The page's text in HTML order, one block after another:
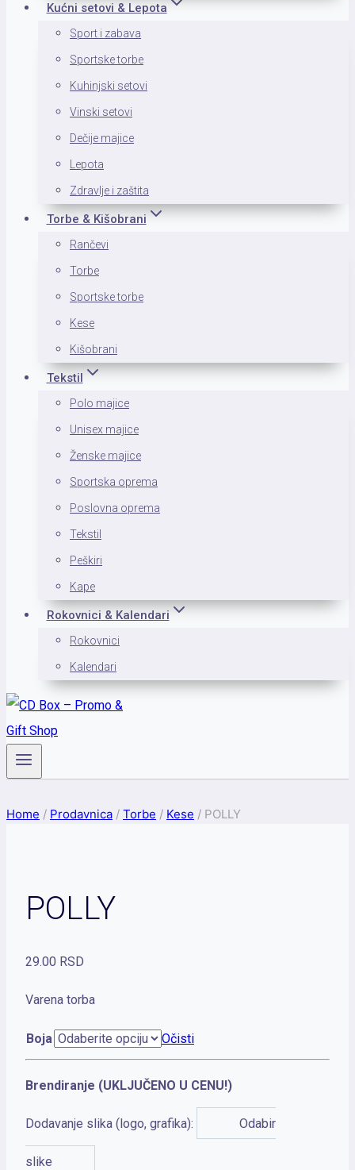
Kućni setovi & Lepota
Sport i zabava
Sportske torbe
Kuhinjski setovi
Vinski setovi
Dečije majice
Lepota
Zdravlje i zaštita
Torbe & Kišobrani
Rančevi
Torbe
Sportske torbe
Kese
Kišobrani
Tekstil
Polo majice
Unisex majice
Ženske majice
Sportska oprema
Poslovna oprema
Tekstil
Peškiri
Kape
Rokovnici & Kalendari
Rokovnici
Kalendari
Home / Prodavnica / Torbe / Kese / POLLY
POLLY
29.00 RSD
Varena torba
Boja Očisti
Brendiranje (UKLJUČENO U CENU!)
Dodavanje slika (logo, grafika): Odabir
slike